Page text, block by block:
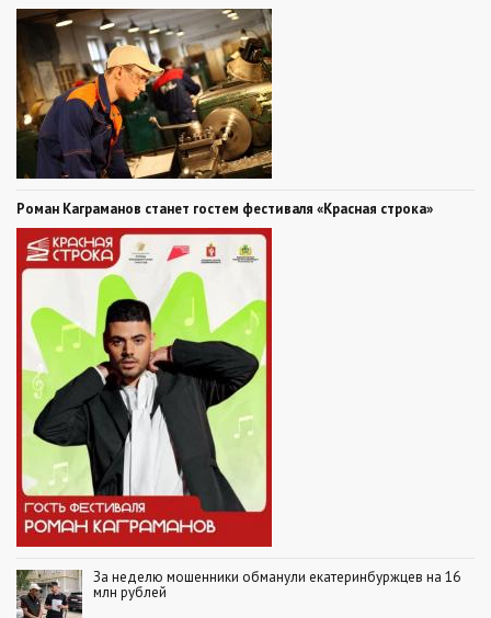
Роман Каграманов станет гостем фестиваля «Красная строка»
За неделю мошенники обманули екатеринбуржцев на 16
млн рублей